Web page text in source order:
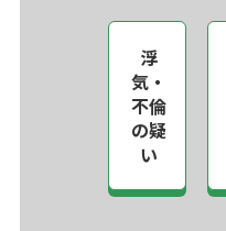
浮
気・
不倫
の疑
い